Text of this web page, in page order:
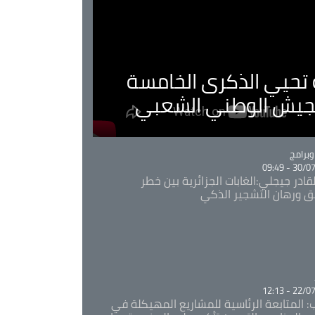
تحيي الذكرى الخامسة
الوطني الشعبي
30/07/
جيجلي:الغابات الجزائرية بين خطر
ورهان التشجير الذكي
22/07/
المتابعة الرئاسية للمشاريع المهيكلة في